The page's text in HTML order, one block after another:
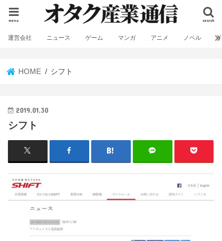
search
menu
運営会社 ニュース ゲーム マンガ アニメ ノベル
HOME シフト
2019.01.30
シフト